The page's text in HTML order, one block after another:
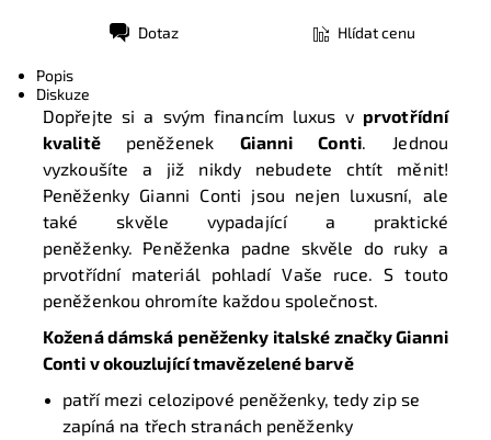
Dotaz Hlídat cenu
Popis
Diskuze
Dopřejte si a svým financím luxus v prvotřídní
kvalitě peněženekGianni Conti. Jednou
vyzkoušíte a již nikdy nebudete chtít měnit!
Peněženky Gianni Conti jsou nejen luxusní, ale
také skvěle vypadající a praktické
peněženky. Peněženka padne skvěle do ruky a
prvotřídní materiál pohladí Vaše ruce. S touto
peněženkou ohromíte každou společnost.
Kožená dámská peněženky italské značky Gianni
Conti v okouzlujícítmavězelené barvě
patří mezi celozipové peněženky, tedy zip se
zapíná na třech stranách peněženky